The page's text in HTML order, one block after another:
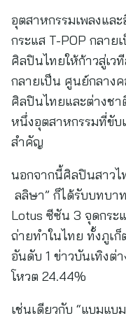
อุตสาหกรรมเพลงแล
กระแส T-POP กลา
ศิลปินไทยให้ก้าวสู่เว
กลายเป็น ศูนย์กลาง
ศิลปินไทยและต่างชา
หนึ่งอุตสาหกรรมที่ขับ
สำคัญ
นอกจากนี้ศิลปินสาวไ
ลลิษา” ก็ได้รับบทบา
Lotus ซีซัน 3 จุดกระ
ถ่ายทำในไทย ทั้งภูเก็
อันดับ 1 ข่าวบันเทิงต่
โหวต 24.44%
เช่นเดียวกับ “แบมแ